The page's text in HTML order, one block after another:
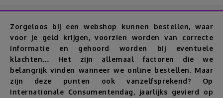
Korting
Thema's
Reviews
Zorgeloos bij een webshop kunnen bestellen, waar
voor je geld krijgen, voorzien worden van correcte
informatie en gehoord worden bij eventuele
klachten… Het zijn allemaal factoren die we
belangrijk vinden wanneer we online bestellen. Maar
zijn deze punten ook vanzelfsprekend? Op
Internationale Consumentendag, jaarlijks gevierd op